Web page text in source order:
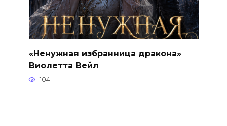
«Ненужная избранница дракона»
Виолетта Вейл
104